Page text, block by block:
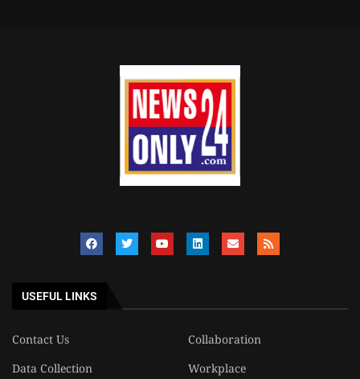
USEFUL LINKS
Contact Us
Collaboration
Data Collection
Workplace